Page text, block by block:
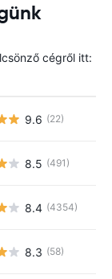
cégről itt:
9.6 (22)
8.5 (491)
8.4 (4354)
8.3 (58)